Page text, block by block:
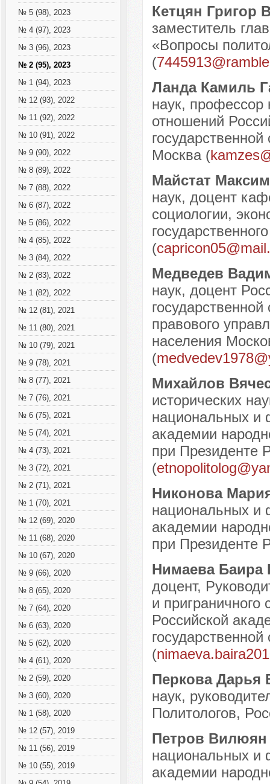
№ 5 (98), 2023
№ 4 (97), 2023
№ 3 (96), 2023
№ 2 (95), 2023
№ 1 (94), 2023
№ 12 (93), 2022
№ 11 (92), 2022
№ 10 (91), 2022
№ 9 (90), 2022
№ 8 (89), 2022
№ 7 (88), 2022
№ 6 (87), 2022
№ 5 (86), 2022
№ 4 (85), 2022
№ 3 (84), 2022
№ 2 (83), 2022
№ 1 (82), 2022
№ 12 (81), 2021
№ 11 (80), 2021
№ 10 (79), 2021
№ 9 (78), 2021
№ 8 (77), 2021
№ 7 (76), 2021
№ 6 (75), 2021
№ 5 (74), 2021
№ 4 (73), 2021
№ 3 (72), 2021
№ 2 (71), 2021
№ 1 (70), 2021
№ 12 (69), 2020
№ 11 (68), 2020
№ 10 (67), 2020
№ 9 (66), 2020
№ 8 (65), 2020
№ 7 (64), 2020
№ 6 (63), 2020
№ 5 (62), 2020
№ 4 (61), 2020
№ 2 (59), 2020
№ 3 (60), 2020
№ 1 (58), 2020
№ 12 (57), 2019
№ 11 (56), 2019
№ 10 (55), 2019
Кетцян Григор
заместитель
«Вопросы
(
Ланда Камиль
наук,
отношений
Москва (
Майстат
наук, доцент
социологии,
(
Медведев
наук, доцент
правового
населения
(
Михайлов
исторических
национальных и
академии
при Президенте
(
Никонова
национальных и
академии
при Президенте
Нимаева Баира
доцент,
и приграничного
Российской
(
Перкова Дарья
наук,
Политологов,
Петров Вилюян
национальных и
академии